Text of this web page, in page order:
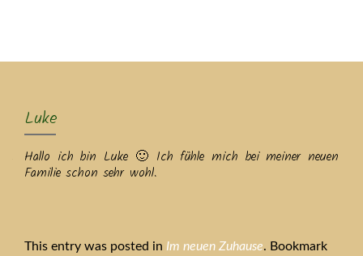
Luke
Hallo ich bin Luke 🙂 Ich fühle mich bei meiner neuen
Familie schon sehr wohl.
This entry was posted in Im neuen Zuhause. Bookmark